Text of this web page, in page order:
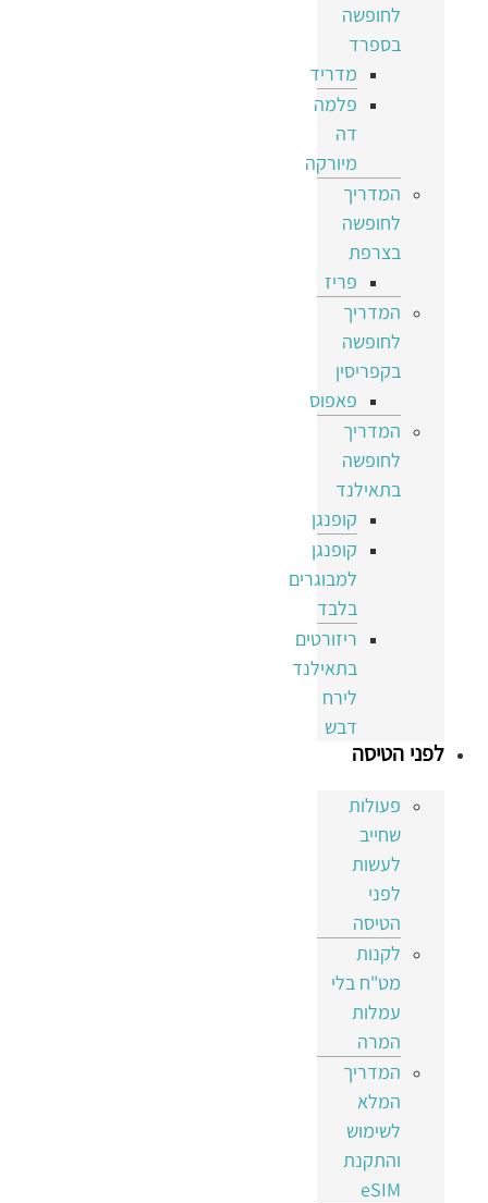
לחופשה
בספרד
מדריד
פלמה
דה
מיורקה
המדריך
לחופשה
בצרפת
פריז
המדריך
לחופשה
בקפריסין
פאפוס
המדריך
לחופשה
בתאילנד
קופנגן
קופנגן
למבוגרים
בלבד
ריזורטים
בתאילנד
לירח
דבש
לפני הטיסה
פעולות
שחייב
לעשות
לפני
הטיסה
לקנות
מט"ח בלי
עמלות
המרה
המדריך
המלא
לשימוש
והתקנת
eSIM